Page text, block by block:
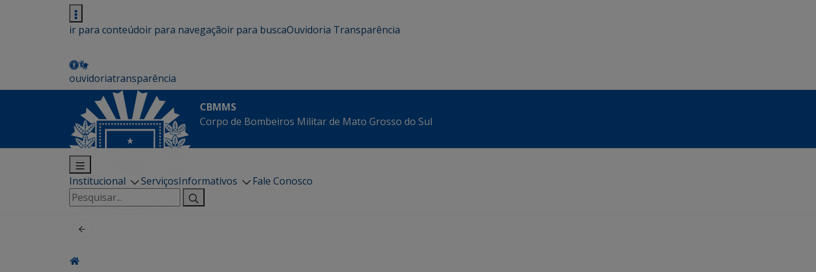
ir para conteúdoir para navegaçãoir para buscaOuvidoria Transparência
ouvidoriatransparência
CBMMS
Corpo de Bombeiros Militar de Mato Grosso do Sul
Institucional ServiçosInformativos
Fale Conosco
Pesquisar
por: